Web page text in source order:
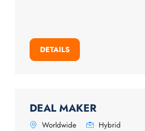
DETAILS
DEAL MAKER
Worldwide Hybrid